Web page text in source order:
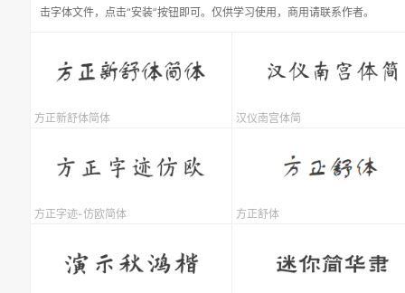
击字体文件，点击“安装”按钮即可。仅供学习使用，商用请联系作者。
方正新舒体简体 汉仪南宫体简
方正字迹-仿欧简体 方正舒体